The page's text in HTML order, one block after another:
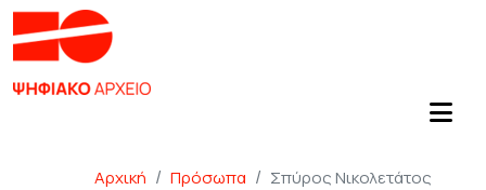
Αρχική Πρόσωπα Σπύρος Νικολετάτος